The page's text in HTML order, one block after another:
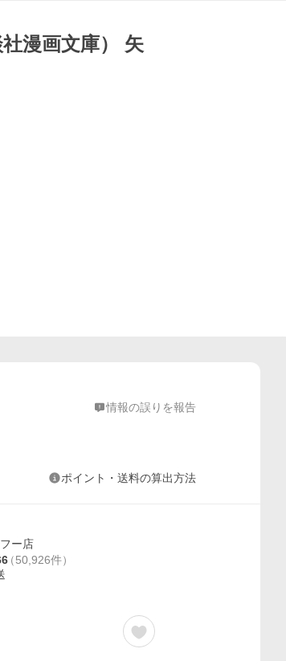
漫画文庫） 矢
情報の誤りを報告
ポイント・送料の算出方法
ー店
（50,926件）